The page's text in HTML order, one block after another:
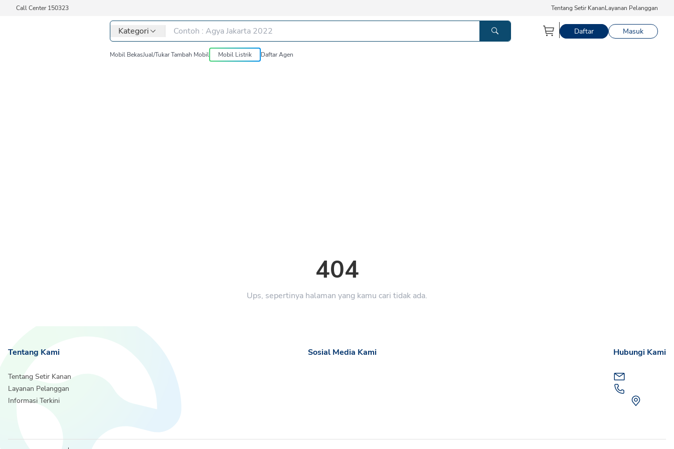
Call Center 150323 Tentang Setir KananLayanan Pelanggan
Kategori Daftar Masuk
Mobil BekasJual/Tukar Tambah Mobil Mobil Listrik Daftar Agen
404
Ups, sepertinya halaman yang kamu cari tidak ada.
Tentang Kami
Tentang Setir Kanan
Layanan Pelanggan
Informasi Terkini
Sosial Media Kami Hubungi Kami